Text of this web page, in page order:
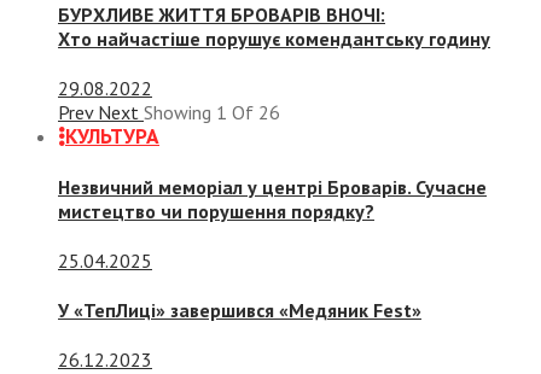
БУРХЛИВЕ ЖИТТЯ БРОВАРІВ ВНОЧІ:
Хто найчастіше порушує комендантську годину
29.08.2022
Prev Next Showing 1 Of 26
КУЛЬТУРА
Незвичний меморіал у центрі Броварів. Сучасне
мистецтво чи порушення порядку?
25.04.2025
У «ТепЛиці» завершився «Медяник Fest»
26.12.2023